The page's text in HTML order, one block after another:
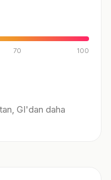
70 100
GI'dan daha